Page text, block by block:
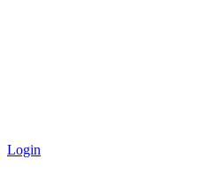
Login